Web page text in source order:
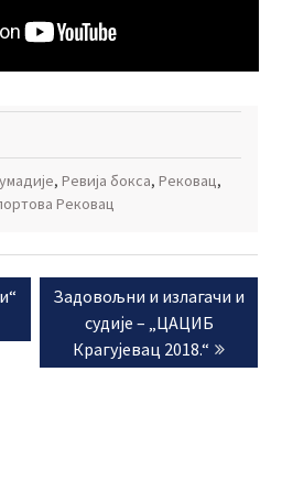
, Ревија бокса, Рековац,
Рековац
Next
post:
Задовољни и излагачи и
судије – „ЦАЦИБ
Крагујевац 2018.“